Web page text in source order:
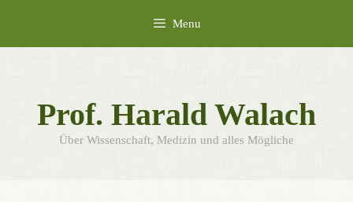
content
Menu
Prof. Harald Walach
Über Wissenschaft, Medizin und alles Mögliche